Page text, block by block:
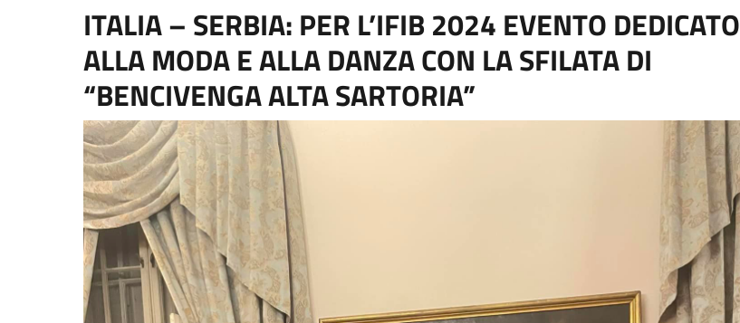
ITALIA – SERBIA: PER L’IFIB 2024 EVENTO DEDICATO
ALLA MODA E ALLA DANZA CON LA SFILATA DI
“BENCIVENGA ALTA SARTORIA”